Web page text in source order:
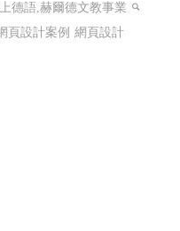
德語,赫爾德文教事業
頁設計案例 網頁設計